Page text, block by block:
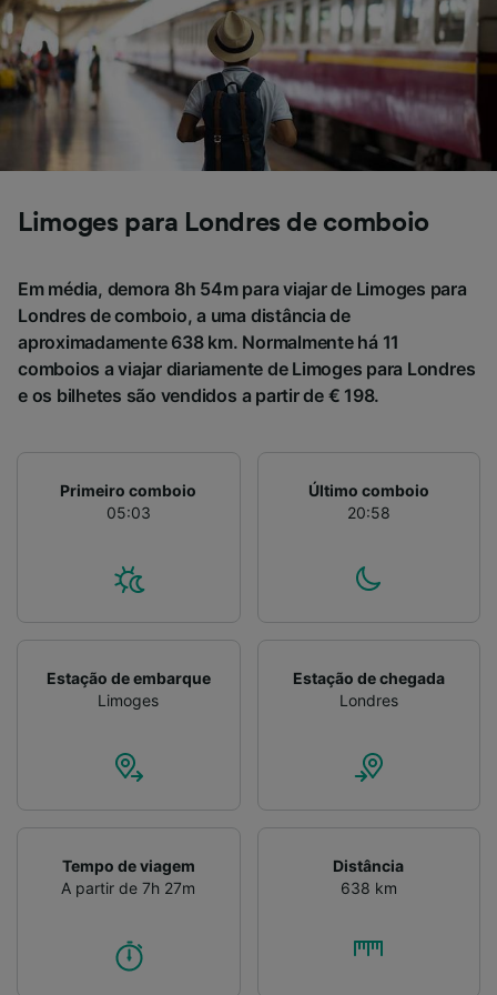
Limoges para Londres de comboio
Em média, demora 8h 54m para viajar de Limoges para
Londres de comboio, a uma distância de
aproximadamente 638 km. Normalmente há 11
comboios a viajar diariamente de Limoges para Londres
e os bilhetes são vendidos a partir de € 198.
Primeiro comboio
05:03
Último comboio
20:58
Estação de embarque
Limoges
Estação de chegada
Londres
Tempo de viagem
A partir de 7h 27m
Distância
638 km
Nós e nossos parceiros processamos os
dados para fornecer:
Usar dados exatos de geolocalização.
Verificar ativamente as características do
dispositivo para identificação. Armazenar e/ou
acessar informações em um dispositivo.
Publicidade e conteúdo personalizados,